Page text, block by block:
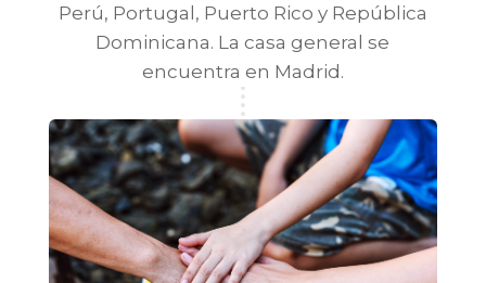
Perú, Portugal, Puerto Rico y República
Dominicana. La casa general se
encuentra en Madrid.